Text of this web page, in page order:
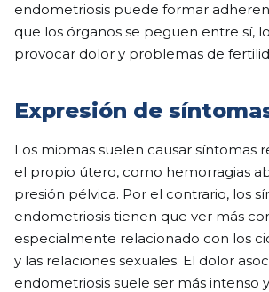
endometriosis puede formar
que los órganos se peguen entre sí,
provocar dolor y problemas de
Expresión de
Los miomas suelen causar síntomas
el propio útero, como hemorragias
presión pélvica. Por el contrario, los
endometriosis tienen que ver más
especialmente relacionado con los
y las relaciones sexuales. El dolor
endometriosis suele ser más intenso